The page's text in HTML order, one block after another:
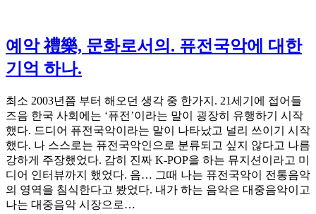
예악 禮樂, 문화로서의. 퓨전국악에 대한
기억 하나.
최소 2003년쯤 부터 해오던 생각 중 한가지. 21세기에 접어들
즈음 한국 사회에는 ‘퓨전’이라는 말이 굉장히 유행하기 시작
했다. 드디어 퓨전국악이라는 말이 나타났고 널리 쓰이기 시작
했다. 나 스스로는 퓨전국악인으로 분류되고 싶지 않다고 나름
강하게 주장했었다. 감히 진짜 K-POP을 하는 뮤지션이라고 미
디어 인터뷰까지 했었다. 음… 그때 나는 퓨전국악이 전통음악
의 영역을 침식한다고 봤었다. 내가 하는 음악은 대중음악이고
나는 대중음악 시장으로…